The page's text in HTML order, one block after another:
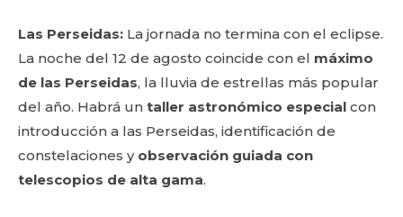
Las Perseidas: La jornada no termina con el eclipse.
La noche del 12 de agosto coincide con el máximo
de las Perseidas, la lluvia de estrellas más popular
del año. Habrá un taller astronómico especial con
introducción a las Perseidas, identificación de
constelaciones y observación guiada con
telescopios de alta gama.